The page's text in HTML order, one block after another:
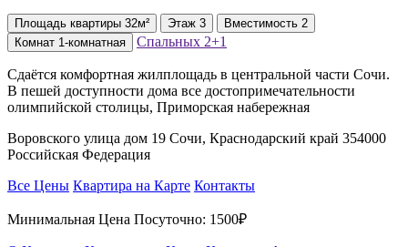
Площадь квартиры 32м² Этаж 3 Вместимость 2
Комнат 1-комнатная Спальных 2+1
Сдаётся комфортная жилплощадь в центральной части Сочи.
В пешей доступности дома все достопримечательности
олимпийской столицы, Приморская набережная
Воровского улица дом 19 Сочи, Краснодарский край 354000
Российская Федерация
Все Цены Квартира на Карте Контакты
Минимальная Цена Посуточно: 1500₽